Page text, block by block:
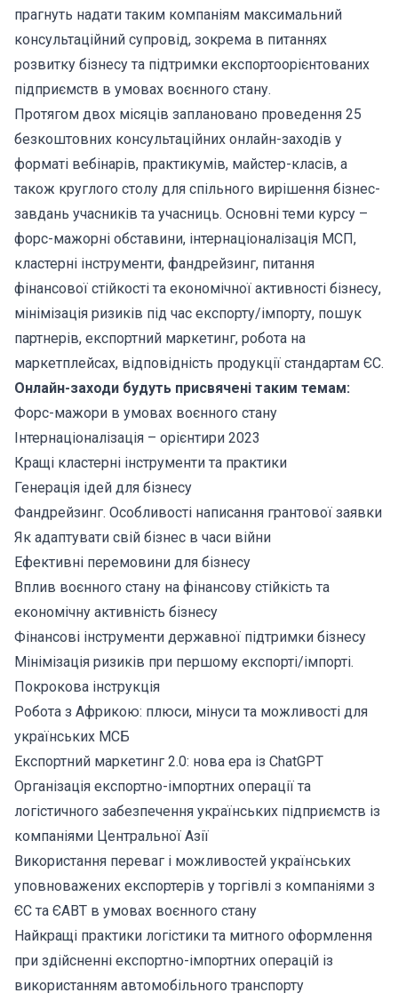
прагнуть надати таким компаніям максимальний
консультаційний супровід, зокрема в питаннях
розвитку бізнесу та підтримки експортоорієнтованих
підприємств в умовах воєнного стану.
Протягом двох місяців заплановано проведення 25
безкоштовних консультаційних онлайн-заходів у
форматі вебінарів, практикумів, майстер-класів, а
також круглого столу для спільного вирішення бізнес-
завдань учасників та учасниць. Основні теми курсу –
форс-мажорні обставини, інтернаціоналізація МСП,
кластерні інструменти, фандрейзинг, питання
фінансової стійкості та економічної активності бізнесу,
мінімізація ризиків під час експорту/імпорту, пошук
партнерів, експортний маркетинг, робота на
маркетплейсах, відповідність продукції стандартам ЄС.
Онлайн-заходи будуть присвячені таким темам:
Форс-мажори в умовах воєнного стану
Інтернаціоналізація – орієнтири 2023
Кращі кластерні інструменти та практики
Генерація ідей для бізнесу
Фандрейзинг. Особливості написання грантової заявки
Як адаптувати свій бізнес в часи війни
Ефективні перемовини для бізнесу
Вплив воєнного стану на фінансову стійкість та
економічну активність бізнесу
Фінансові інструменти державної підтримки бізнесу
Мінімізація ризиків при першому експорті/імпорті.
Покрокова інструкція
Робота з Африкою: плюси, мінуси та можливості для
українських МСБ
Експортний маркетинг 2.0: нова ера із ChatGPT
Організація експортно-імпортних операції та
логістичного забезпечення українських підприємств із
компаніями Центральної Азії
Використання переваг і можливостей українських
уповноважених експортерів у торгівлі з компаніями з
ЄС та ЄАВТ в умовах воєнного стану
Найкращі практики логістики та митного оформлення
при здійсненні експортно-імпортних операцій із
використанням автомобільного транспорту